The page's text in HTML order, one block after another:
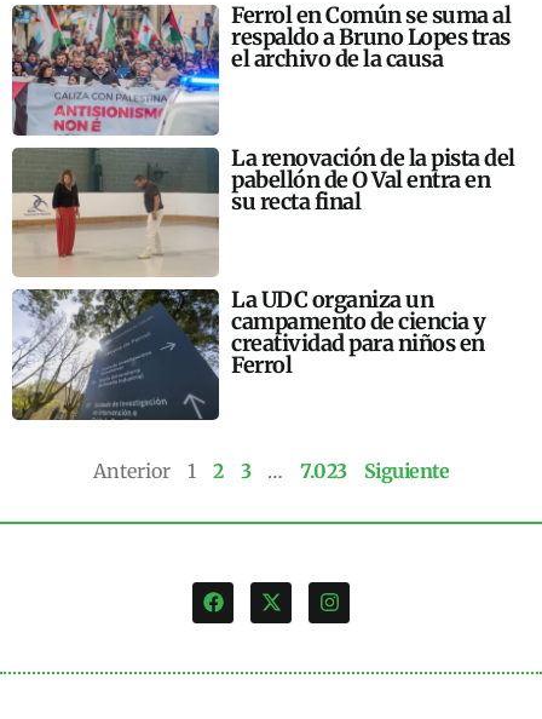
Ferrol en Común se suma al
respaldo a Bruno Lopes tras
el archivo de la causa
La renovación de la pista del
pabellón de O Val entra en
su recta final
La UDC organiza un
campamento de ciencia y
creatividad para niños en
Ferrol
Anterior 1 2 3 … 7.023 Siguiente